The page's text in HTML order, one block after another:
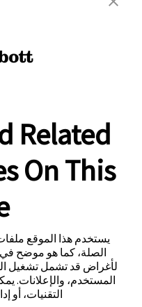
Related
On This
يستخدم هذا الموقع
الصلة، كما هو موضح
لأغراض قد تشمل تشغيل
المستخدم، والإعلانات.
التقنيات، أو